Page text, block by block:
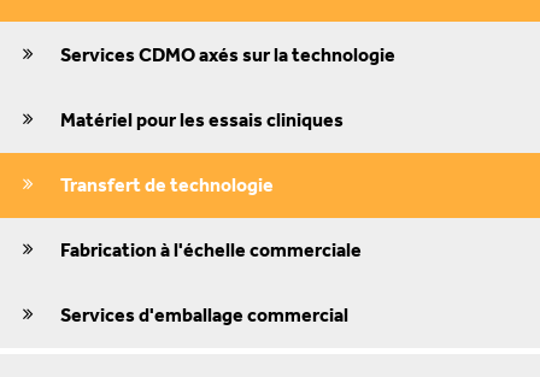
Services CDMO axés sur la technologie
Matériel pour les essais cliniques
Transfert de technologie
Fabrication à l'échelle commerciale
Services d'emballage commercial